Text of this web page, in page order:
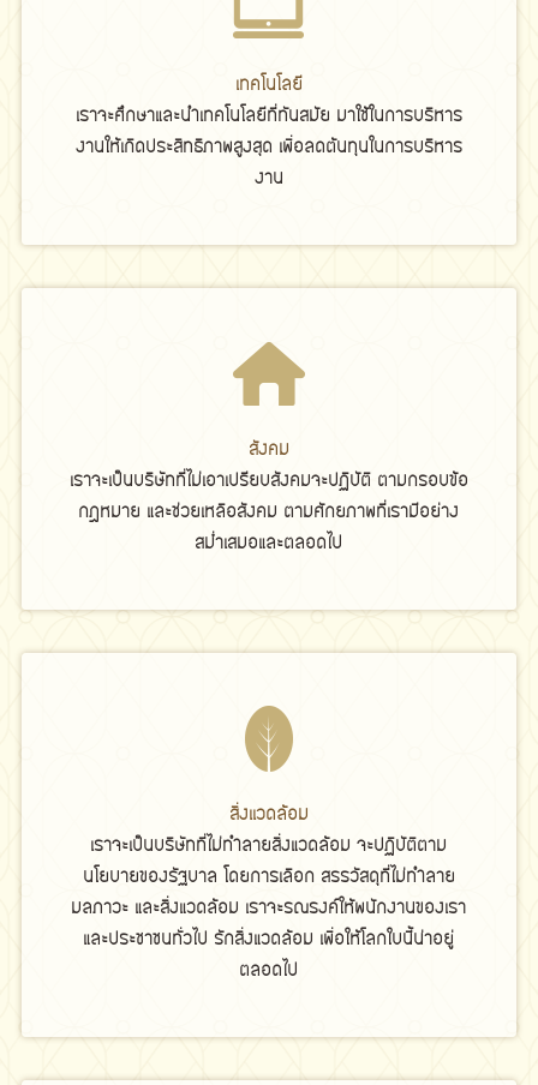
เทคโนโลยี
เราจะศึกษาและนำเทคโนโลยีที่ทันสมัย มาใช้ในการบริหาร
งานให้เกิดประสิทธิภาพสูงสุด เพื่อลดต้นทุนในการบริหาร
งาน
สังคม
เราจะเป็นบริษัทที่ไม่เอาเปรียบสังคมจะปฏิบัติ ตามกรอบข้อ
กฎหมาย และช่วยเหลือสังคม ตามศักยภาพที่เรามีอย่าง
สม่ำเสมอและตลอดไป
สิ่งเเวดล้อม
เราจะเป็นบริษัทที่ไม่ทำลายสิ่งแวดล้อม จะปฏิบัติตาม
นโยบายของรัฐบาล โดยการเลือก สรรวัสดุที่ไม่ทำลาย
มลภาวะ และสิ่งแวดล้อม เราจะรณรงค์ให้พนักงานของเรา
และประชาชนทั่วไป รักสิ่งแวดล้อม เพื่อให้โลกใบนี้น่าอยู่
ตลอดไป